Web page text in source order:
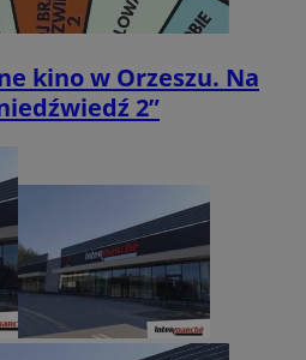
kino w Orzeszu. Na
2”